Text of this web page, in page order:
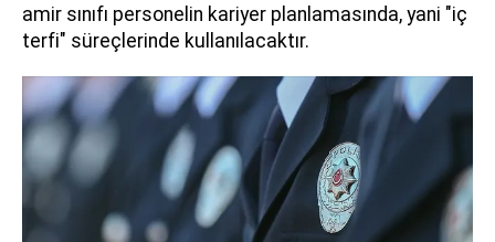
amir sınıfı personelin kariyer planlamasında, yani "iç
terfi" süreçlerinde kullanılacaktır.